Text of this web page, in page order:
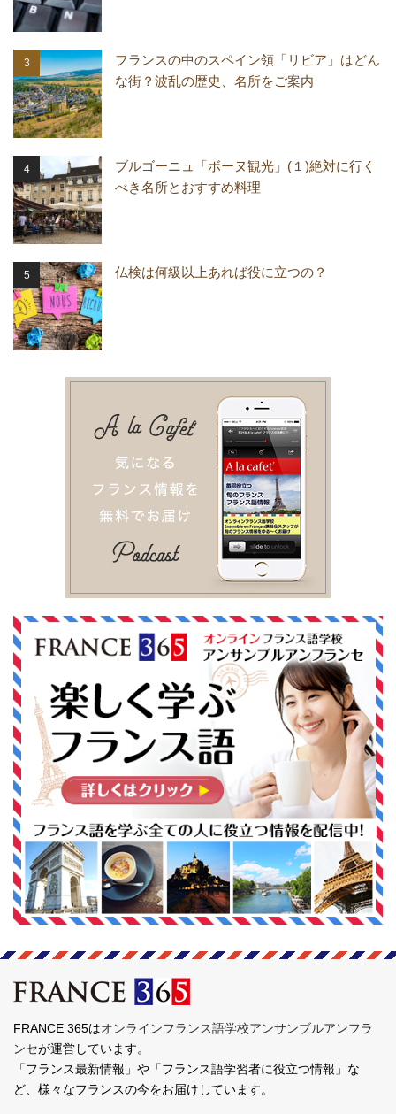
フランスの中のスペイン領「リビア」はどん
な街？波乱の歴史、名所をご案内
ブルゴーニュ「ボーヌ観光」(１)絶対に行く
べき名所とおすすめ料理
仏検は何級以上あれば役に立つの？
FRANCE 365はオンラインフランス語学校アンサンブルアンフラ
ンセが運営しています。
「フランス最新情報」や「フランス語学習者に役立つ情報」な
ど、様々なフランスの今をお届けしています。